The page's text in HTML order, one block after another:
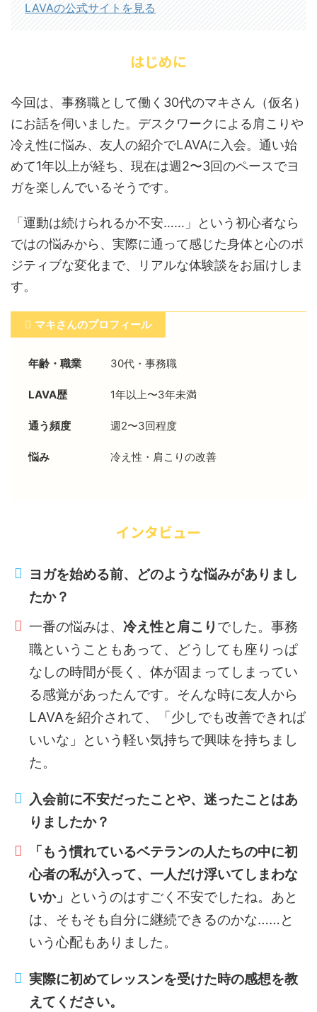
LAVAの公式サイトを見る
はじめに
今回は、事務職として働く30代のマキさん（仮名）
にお話を伺いました。デスクワークによる肩こりや
冷え性に悩み、友人の紹介でLAVAに入会。通い始
めて1年以上が経ち、現在は週2〜3回のペースでヨ
ガを楽しんでいるそうです。
「運動は続けられるか不安……」という初心者なら
ではの悩みから、実際に通って感じた身体と心のポ
ジティブな変化まで、リアルな体験談をお届けしま
す。
マキさんのプロフィール
年齢・職業 30代・事務職
LAVA歴 1年以上〜3年未満
通う頻度 週2〜3回程度
悩み 冷え性・肩こりの改善
インタビュー
ヨガを始める前、どのような悩みがありまし
たか？
一番の悩みは、冷え性と肩こり でした。事務
職ということもあって、どうしても座りっぱ
なしの時間が長く、体が固まってしまってい
る感覚があったんです。そんな時に友人から
LAVAを紹介されて、「少しでも改善できれば
いいな」という軽い気持ちで興味を持ちまし
た。
入会前に不安だったことや、迷ったことはあ
りましたか？
「もう慣れているベテランの人たちの中に初
心者の私が入って、一人だけ浮いてしまわな
いか」 というのはすごく不安でしたね。あと
は、そもそも自分に継続できるのかな……と
いう心配もありました。
実際に初めてレッスンを受けた時の感想を教
えてください。